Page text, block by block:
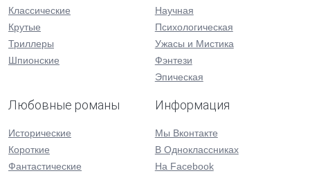
Классические
Крутые
Триллеры
Шпионские
Научная
Психологическая
Ужасы и Мистика
Фэнтези
Эпическая
Любовные романы
Исторические
Короткие
Фантастические
Информация
Мы Вконтакте
В Одноклассниках
На Facebook